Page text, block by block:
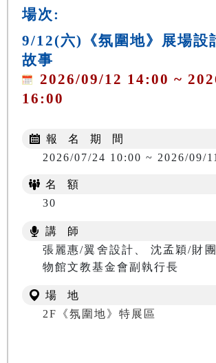
場次:
9/12(六)《氛圍地》展場設
故事
2026/09/12 14:00 ~
16:00
報 名 期 間
2026/07/24 10:00 ~ 2026/09/
名 額
30
講 師
張麗惠/翼舍設計、 沈孟穎/財
物館文教基金會副執行長
場 地
2F《氛圍地》特展區